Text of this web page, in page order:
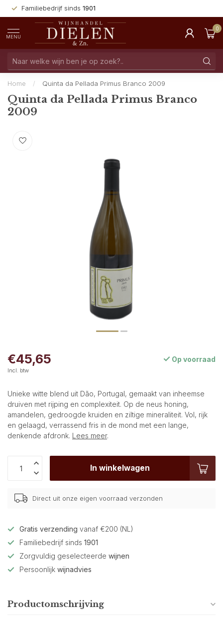
Familiebedrijf sinds 1901
MENU
0
Home / Quinta da Pellada Primus Branco 2009
Quinta da Pellada Primus Branco
2009
€45,65
Incl. btw
Op voorraad
Unieke witte blend uit Dão, Portugal, gemaakt van inheemse
druiven met rijping en complexiteit. Op de neus honing,
amandelen, gedroogde kruiden en ziltige mineraliteit. Vol, rijk
en gelaagd, verrassend fris in de mond met een lange,
denkende afdronk. Lees meer.
In winkelwagen
Direct uit onze eigen voorraad verzonden
Gratis verzending vanaf €200 (NL)
Familiebedrijf sinds 1901
Zorgvuldig geselecteerde wijnen
Persoonlijk wijnadvies
Productomschrijving